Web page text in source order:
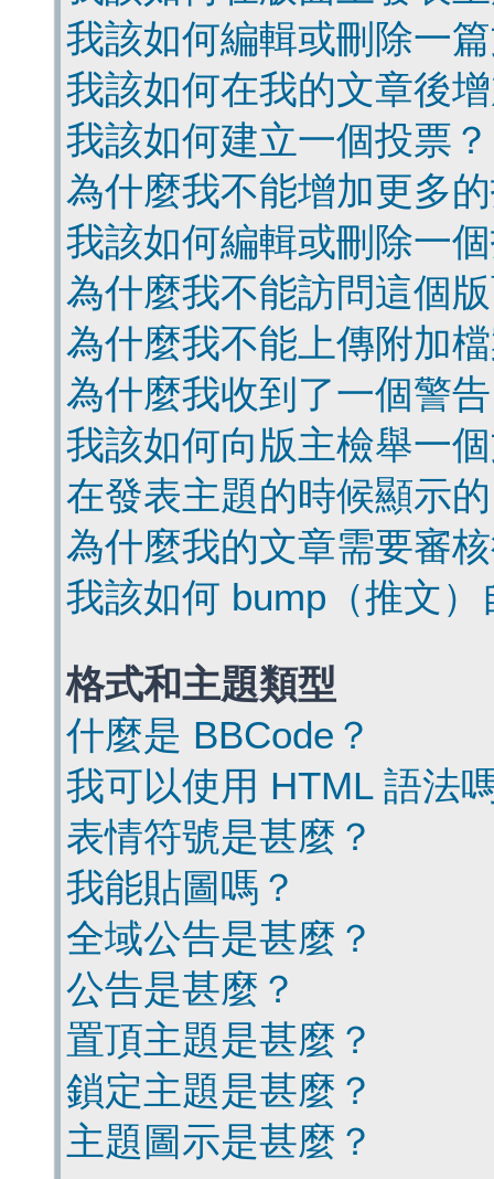
我該如何編輯或刪除一
我該如何在我的文章後
我該如何建立一個投票？
為什麼我不能增加更多
我該如何編輯或刪除一
為什麼我不能訪問這個
為什麼我不能上傳附加
為什麼我收到了一個警
我該如何向版主檢舉一
在發表主題的時候顯示
為什麼我的文章需要審
我該如何 bump（推文
格式和主題類型
什麼是 BBCode？
我可以使用 HTML 語法
表情符號是甚麼？
我能貼圖嗎？
全域公告是甚麼？
公告是甚麼？
置頂主題是甚麼？
鎖定主題是甚麼？
主題圖示是甚麼？